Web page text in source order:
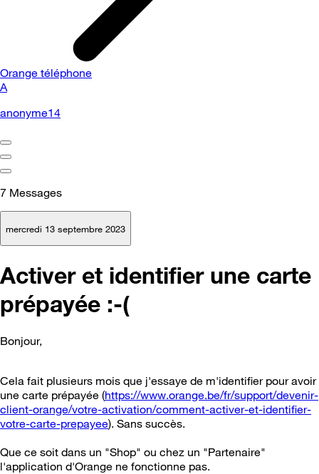
Orange téléphone
A
anonyme14
7 Messages
mercredi 13 septembre 2023
Activer et identifier une carte
prépayée :-(
Bonjour,
Cela fait plusieurs mois que j'essaye de m'identifier pour avoir
une carte prépayée (https://www.orange.be/fr/support/devenir-
client-orange/votre-activation/comment-activer-et-identifier-
votre-carte-prepayee). Sans succès.
Que ce soit dans un "Shop" ou chez un "Partenaire"
l'application d'Orange ne fonctionne pas.